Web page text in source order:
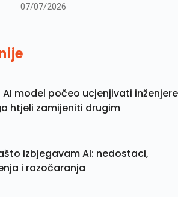
07/07/2026
AI model počeo ucjenjivati inženjere
htjeli zamijeniti drugim
izbjegavam AI: nedostaci,
i razočaranja